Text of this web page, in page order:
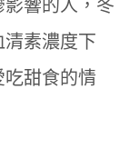
響的人，冬
素濃度下
吃甜食的情